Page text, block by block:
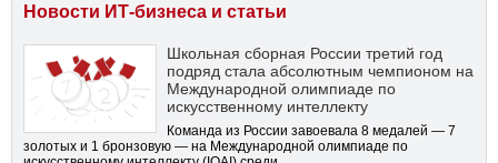
Новости ИТ-бизнеса и статьи
Школьная сборная России третий год
подряд стала абсолютным чемпионом на
Международной олимпиаде по
искусственному интеллекту
Команда из России завоевала 8 медалей — 7
золотых и 1 бронзовую — на Международной олимпиаде по